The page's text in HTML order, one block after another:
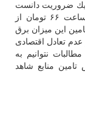
ضروریت دانست
و تصریح كرد: در كشور به ازای هر كیلووات ساعت ۶۶ تومان از
این میزان برق
عدم تعادل اقتصادی
نتوانیم به
منابع شاهد